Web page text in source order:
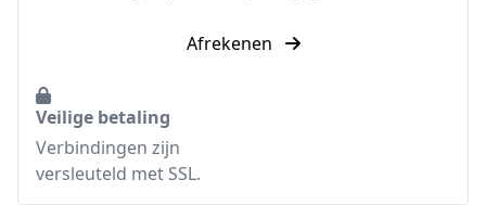
Afrekenen
Veilige betaling
Verbindingen zijn
versleuteld met SSL.